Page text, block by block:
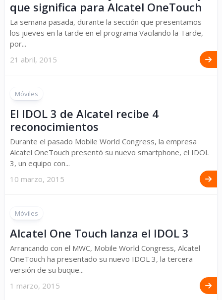
que significa para Alcatel OneTouch
La semana pasada, durante la sección que presentamos
los jueves en la tarde en el programa Vacilando la Tarde,
por...
21 abril, 2015
Móviles
El IDOL 3 de Alcatel recibe 4
reconocimientos
Durante el pasado Mobile World Congress, la empresa
Alcatel OneTouch presentó su nuevo smartphone, el IDOL
3, un equipo con...
10 marzo, 2015
Móviles
Alcatel One Touch lanza el IDOL 3
Arrancando con el MWC, Mobile World Congress, Alcatel
OneTouch ha presentado su nuevo IDOL 3, la tercera
versión de su buque...
1 marzo, 2015